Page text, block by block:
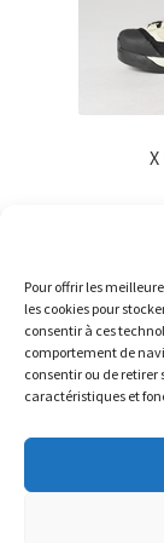
Pour offrir les
les cookies pour
consentir à ces
comportement de
consentir ou de
caractéristiques et
© Barthelemy
Politique de